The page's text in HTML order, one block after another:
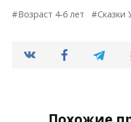
Возраст 4-6 лет Сказки